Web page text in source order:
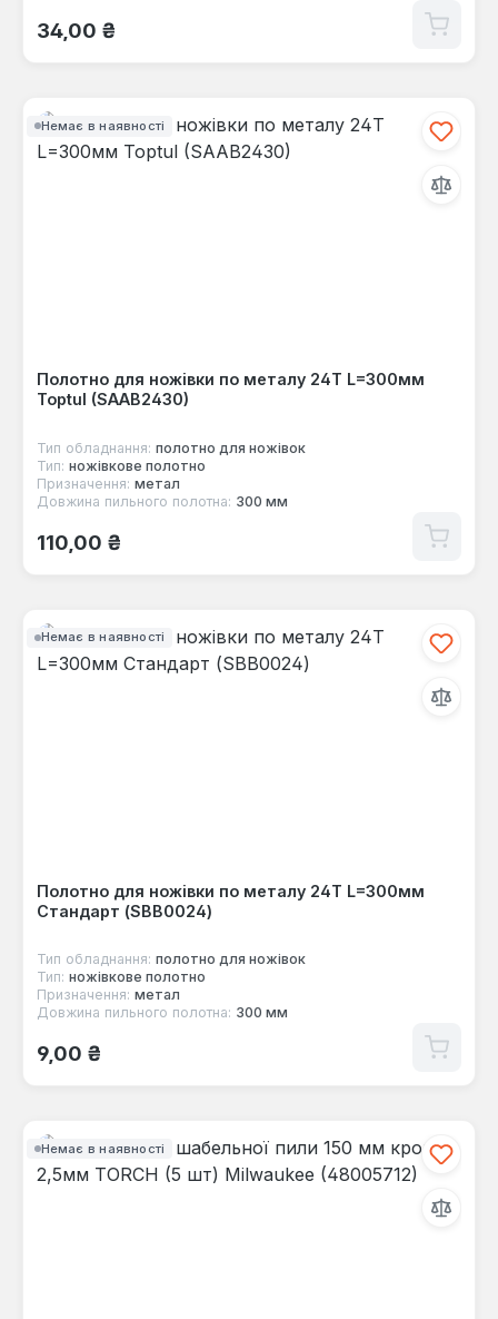
Звичайна ціна:
34,00 ₴
Немає в наявності
Полотно для ножівки по металу 24T L=300мм
Toptul (SAAB2430)
Тип обладнання: полотнo для ножівок
Тип: ножівкове полотно
Призначення: метал
Довжина пильного полотна: 300 мм
Звичайна ціна:
110,00 ₴
Немає в наявності
Полотно для ножівки по металу 24T L=300мм
Стандарт (SBB0024)
Тип обладнання: полотнo для ножівок
Тип: ножівкове полотно
Призначення: метал
Довжина пильного полотна: 300 мм
Звичайна ціна:
9,00 ₴
Немає в наявності